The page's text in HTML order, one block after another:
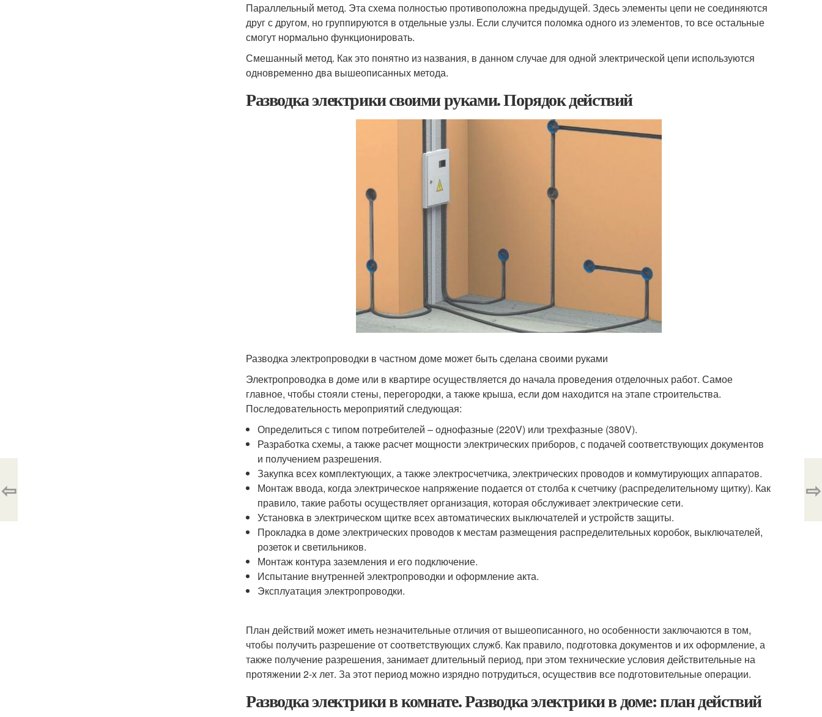
Параллельный метод. Эта схема полностью противоположна предыдущей. Здесь элементы цепи не соединяются
друг с другом, но группируются в отдельные узлы. Если случится поломка одного из элементов, то все остальные
смогут нормально функционировать.
Смешанный метод. Как это понятно из названия, в данном случае для одной электрической цепи используются
одновременно два вышеописанных метода.
Разводка электрики своими руками. Порядок действий
Разводка электропроводки в частном доме может быть сделана своими руками
Электропроводка в доме или в квартире осуществляется до начала проведения отделочных работ. Самое
главное, чтобы стояли стены, перегородки, а также крыша, если дом находится на этапе строительства.
Последовательность мероприятий следующая:
Определиться с типом потребителей – однофазные (220V) или трехфазные (380V).
Разработка схемы, а также расчет мощности электрических приборов, с подачей соответствующих документов
и получением разрешения.
Закупка всех комплектующих, а также электросчетчика, электрических проводов и коммутирующих аппаратов.
Монтаж ввода, когда электрическое напряжение подается от столба к счетчику (распределительному щитку). Как
правило, такие работы осуществляет организация, которая обслуживает электрические сети.
Установка в электрическом щитке всех автоматических выключателей и устройств защиты.
Прокладка в доме электрических проводов к местам размещения распределительных коробок, выключателей,
розеток и светильников.
Монтаж контура заземления и его подключение.
Испытание внутренней электропроводки и оформление акта.
Эксплуатация электропроводки.
План действий может иметь незначительные отличия от вышеописанного, но особенности заключаются в том,
чтобы получить разрешение от соответствующих служб. Как правило, подготовка документов и их оформление, а
также получение разрешения, занимает длительный период, при этом технические условия действительные на
протяжении 2-х лет. За этот период можно изрядно потрудиться, осуществив все подготовительные операции.
Разводка электрики в комнате. Разводка электрики в доме: план действий
⇦ ⇨